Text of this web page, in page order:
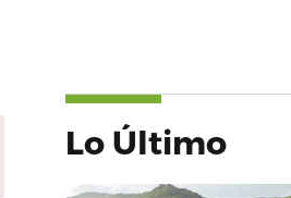
Lo Último